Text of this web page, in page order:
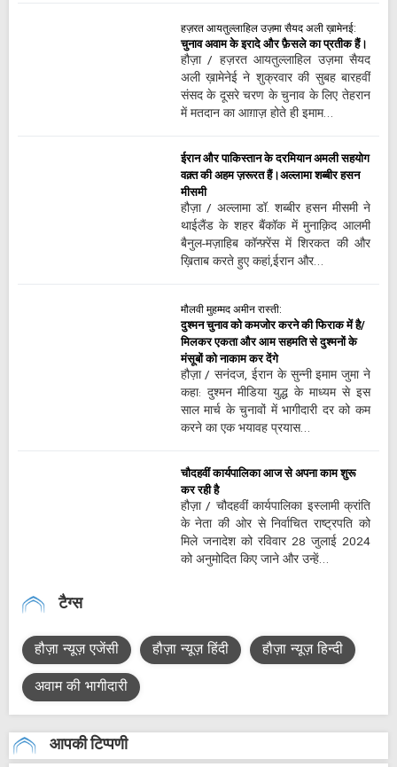
हज़रत आयतुल्लाहिल उज़मा सैयद अली ख़ामेनई:
चुनाव अवाम के इरादे और फ़ैसले का प्रतीक हैं।
हौज़ा / हज़रत आयतुल्लाहिल उज़मा सैयद
अली ख़ामेनेई ने शुक्रवार की सुबह बारहवीं
संसद के दूसरे चरण के चुनाव के लिए तेहरान
में मतदान का आग़ाज़ होते ही इमाम…
ईरान और पाकिस्तान के दरमियान अमली सहयोग
वक़्त की अहम ज़रूरत हैं।अल्लामा शब्बीर हसन
मीसमी
हौज़ा / अल्लामा डॉ. शब्बीर हसन मीसमी ने
थाईलैंड के शहर बैंकॉक में मुनाक़िद आलमी
बैनुल-मज़ाहिब कॉन्फ़्रेंस में शिरकत की और
ख़िताब करते हुए कहां,ईरान और…
मौलवी मुहम्मद अमीन रास्ती:
दुश्मन चुनाव को कमजोर करने की फिराक में है/
मिलकर एकता और आम सहमति से दुश्मनों के
मंसूबों को नाकाम कर देंगे
हौज़ा / सनंदज, ईरान के सुन्नी इमाम जुमा ने
कहा: दुश्मन मीडिया युद्ध के माध्यम से इस
साल मार्च के चुनावों में भागीदारी दर को कम
करने का एक भयावह प्रयास…
चौदहवीं कार्यपालिका आज से अपना काम शुरू
कर रही है
हौज़ा / चौदहवीं कार्यपालिका इस्लामी क्रांति
के नेता की ओर से निर्वाचित राष्ट्रपति को
मिले जनादेश को रविवार 28 जुलाई 2024
को अनुमोदित किए जाने और उन्हें…
टैग्स
हौज़ा न्यूज़ एजेंसी हौज़ा न्यूज़ हिंदी
हौज़ा न्यूज़ हिन्दी
अवाम की भागीदारी
आपकी टिप्पणी